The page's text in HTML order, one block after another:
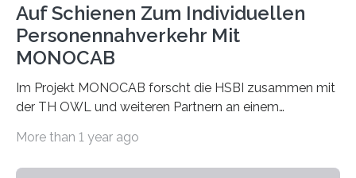
Auf Schienen Zum Individuellen
Personennahverkehr Mit
MONOCAB
Im Projekt MONOCAB forscht die HSBI zusammen mit
der TH OWL und weiteren Partnern an einem
stillgelegten Gleisen den Individualverkehr im
More than 1 year ago